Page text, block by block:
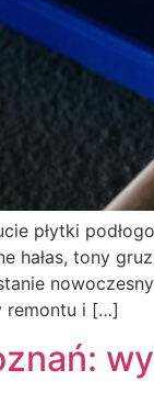
płytki
hałas, tony
remontu i […]